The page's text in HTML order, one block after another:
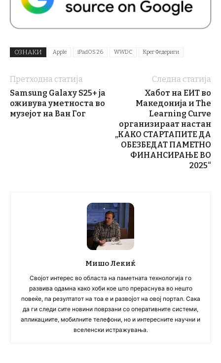
ОЗНАКИ Apple iPadOS 26 WWDC Крег Федериги
Претходна статија
Samsung Galaxy S25+ ја
оживува уметноста во
музејот на Ван Гог
Следна статија
Хабот на ЕИТ во
Македонија и The
Learning Curve
организираат настан
„КАКО СТАРТАПИТЕ ДА
ОБЕЗБЕДАТ ПАМЕТНО
ФИНАНСИРАЊЕ ВО
2025“
Мишо Лекиќ
Својот интерес во областа на паметната технологија го
развива одамна како хоби кое што прераснува во нешто
повеќе, па резултатот на тоа е и развојот на овој портал. Сака
да ги следи сите новини поврзани со оперативните системи,
апликациите, мобилните телефони, но и интересните научни и
вселенски истражувања.